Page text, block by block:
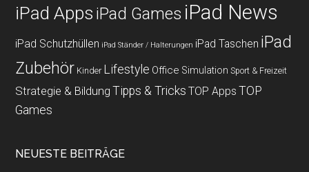
iPad Apps iPad Games iPad News
iPad Schutzhüllen iPad Ständer / Halterungen iPad Taschen iPad
Zubehör Kinder Lifestyle Office Simulation Sport & Freizeit
Strategie & Bildung Tipps & Tricks TOP Apps TOP
Games
NEUESTE BEITRÄGE